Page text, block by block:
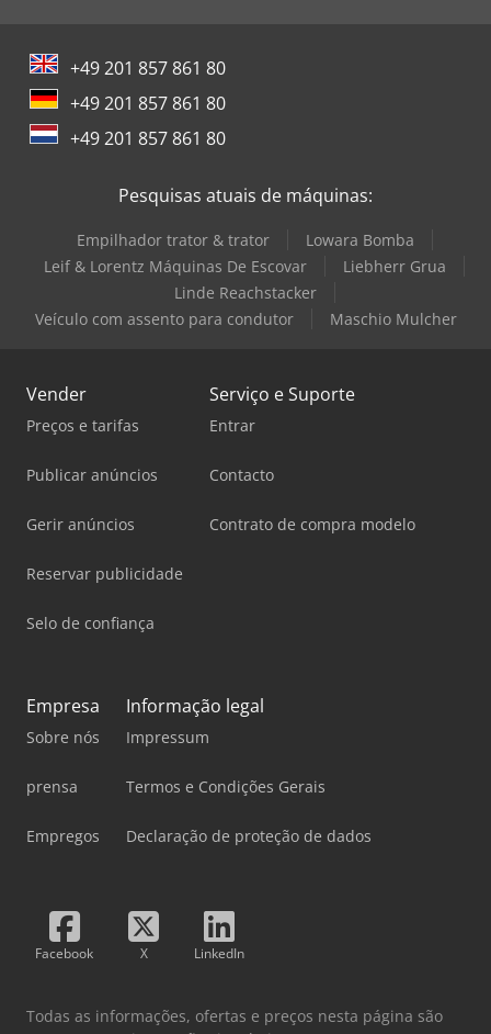
+49 201 857 861 80
+49 201 857 861 80
+49 201 857 861 80
Pesquisas atuais de máquinas:
Empilhador trator & trator
Lowara Bomba
Leif & Lorentz Máquinas De Escovar
Liebherr Grua
Linde Reachstacker
Veículo com assento para condutor
Maschio Mulcher
Vender
Preços e tarifas
Publicar anúncios
Gerir anúncios
Reservar publicidade
Selo de confiança
Serviço e Suporte
Entrar
Contacto
Contrato de compra modelo
Empresa
Sobre nós
prensa
Empregos
Informação legal
Impressum
Termos e Condições Gerais
Declaração de proteção de dados
Facebook X LinkedIn
Todas as informações, ofertas e preços nesta página são